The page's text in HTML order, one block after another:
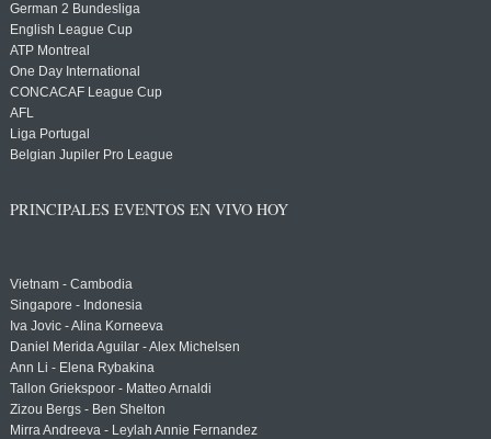
German 2 Bundesliga
English League Cup
ATP Montreal
One Day International
CONCACAF League Cup
AFL
Liga Portugal
Belgian Jupiler Pro League
PRINCIPALES EVENTOS EN VIVO HOY
Vietnam - Cambodia
Singapore - Indonesia
Iva Jovic - Alina Korneeva
Daniel Merida Aguilar - Alex Michelsen
Ann Li - Elena Rybakina
Tallon Griekspoor - Matteo Arnaldi
Zizou Bergs - Ben Shelton
Mirra Andreeva - Leylah Annie Fernandez